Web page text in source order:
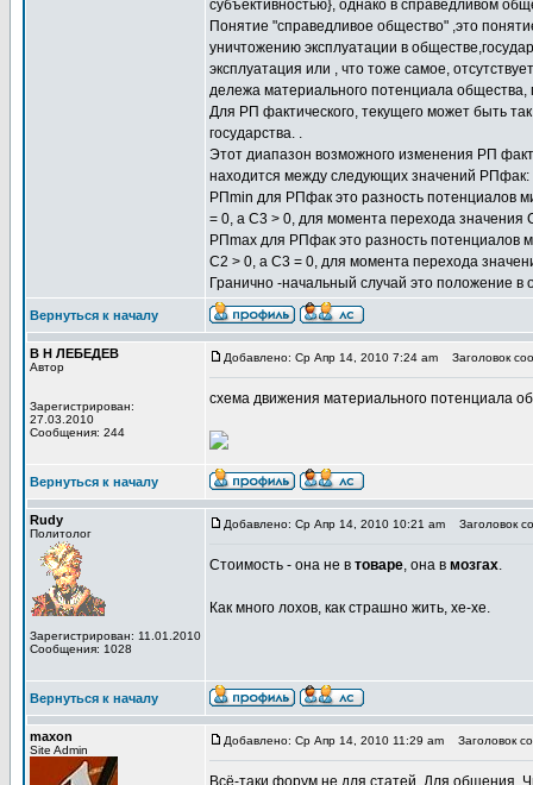
субъективностью}, однако в справедливом
Понятие "справедливое общество" ,это
уничтожению эксплуатации в
эксплуатация или , что тоже самое,
дележа материального потенциала общества,
Для РП фактического, текущего может быть
государства. .
Этот диапазон возможного изменения РП
находится между следующих значений
РПmin для РПфак это разность потенциалов
= 0, а С3 > 0, для момента перехода значения
РПmax для РПфак это разность потенциалов
С2 > 0, а С3 = 0, для момента перехода
Гранично -начальный случай это положение в
Вернуться к началу
В Н ЛЕБЕДЕВ
Автор
Зарегистрирован:
27.03.2010
Сообщения: 244
Добавлено: Ср Апр 14, 2010 7:24 am Заголовок
схема движения материального потенциала
Вернуться к началу
Rudy
Политолог
Зарегистрирован: 11.01.2010
Сообщения: 1028
Добавлено: Ср Апр 14, 2010 10:21 am Заголовок
Стоимость - она не в товаре, она в мозгах.
Как много лохов, как страшно жить, хе-хе.
Вернуться к началу
maxon
Site Admin
Добавлено: Ср Апр 14, 2010 11:29 am Заголовок
Всё-таки форум не для статей. Для общения.